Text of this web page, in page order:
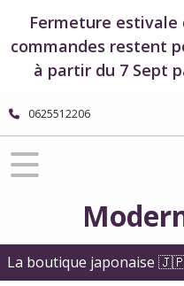
Fermeture estivale
commandes restent
à partir du 7 Sept
0625512206
La boutique japonaise